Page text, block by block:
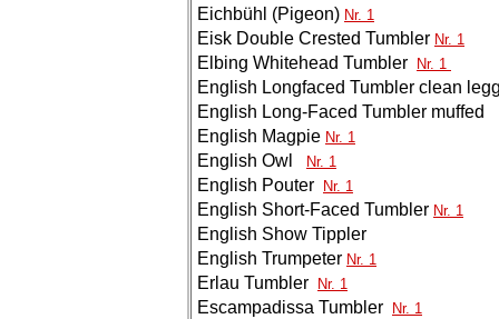
Eichbühl (Pigeon) Nr. 1
Eisk Double Crested Tumbler Nr. 1
Elbing Whitehead Tumbler Nr. 1
English Longfaced Tumbler clean
English Long-Faced Tumbler muffed
English Magpie Nr. 1
English Owl Nr. 1
English Pouter Nr. 1
English Short-Faced Tumbler Nr. 1
English Show Tippler
English Trumpeter Nr. 1
Erlau Tumbler Nr. 1
Escampadissa Tumbler Nr. 1